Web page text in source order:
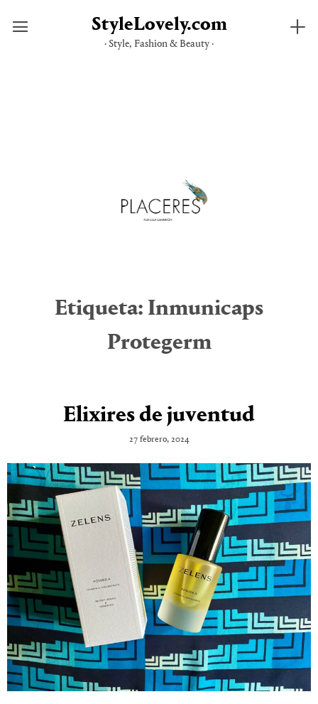
StyleLovely.com
· Style, Fashion & Beauty ·
Etiqueta: Inmunicaps
Protegerm
Elixires de juventud
27 febrero, 2024